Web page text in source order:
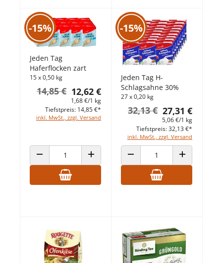
-15%
Jeden Tag
Haferflocken zart
15 x 0,50 kg
12,62 €
14,85 €
1,68 €/1 kg
inkl. MwSt., zzgl. Versand
Tiefstpreis: 14,85 €*
ANZAHL VERRINGERNANZAHL ERHÖHEN
-15%
Jeden Tag H-
Schlagsahne 30%
27 x 0,20 kg
27,31 €
32,13 €
5,06 €/1 kg
inkl. MwSt., zzgl. Versand
Tiefstpreis: 32,13 €*
ANZAHL VERRINGERNANZAHL